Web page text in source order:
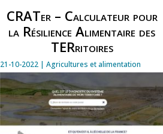
CRATer – Calculateur pour
la Résilience Alimentaire des
TERritoires
21-10-2022| Agricultures et alimentation